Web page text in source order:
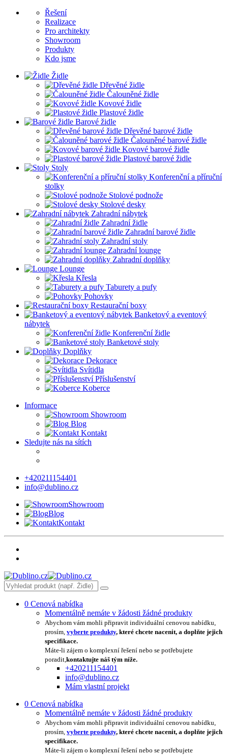
Řešení
Realizace
Pro architekty
Showroom
Produkty
Kdo jsme
Židle
Dřevěné židle
Čalouněné židle
Kovové židle
Plastové židle
Barové židle
Dřevěné barové židle
Čalouněné barové židle
Kovové barové židle
Plastové barové židle
Stoly
Konferenční a příruční
stolky
Stolové podnože
Stolové desky
Zahradní nábytek
Zahradní židle
Zahradní barové židle
Zahradní stoly
Zahradní lounge
Zahradní doplňky
Lounge
Křesla
Taburety a pufy
Pohovky
Restaurační boxy
Banketový a eventový
nábytek
Konferenční židle
Banketové stoly
Doplňky
Dekorace
Svítidla
Příslušenství
Koberce
Informace
Showroom
Blog
Kontakt
Sledujte nás na sítích
+420211154401
info@dublino.cz
Showroom
Blog
Kontakt
0 Cenová nabídka
Momentálně nemáte v žádosti žádné produkty
Abychom vám mohli připravit individuální cenovou nabídku,
prosím, vyberte produkty, které chcete nacenit, a doplňte jejich
specifikace.
Máte-li zájem o komplexní řešení nebo se potřebujete
poradit,kontaktujte náš tým níže.
+420211154401
info@dublino.cz
Mám vlastní projekt
0 Cenová nabídka
Momentálně nemáte v žádosti žádné produkty
Abychom vám mohli připravit individuální cenovou nabídku,
prosím, vyberte produkty, které chcete nacenit, a doplňte jejich
specifikace.
Máte-li zájem o komplexní řešení nebo se potřebujete